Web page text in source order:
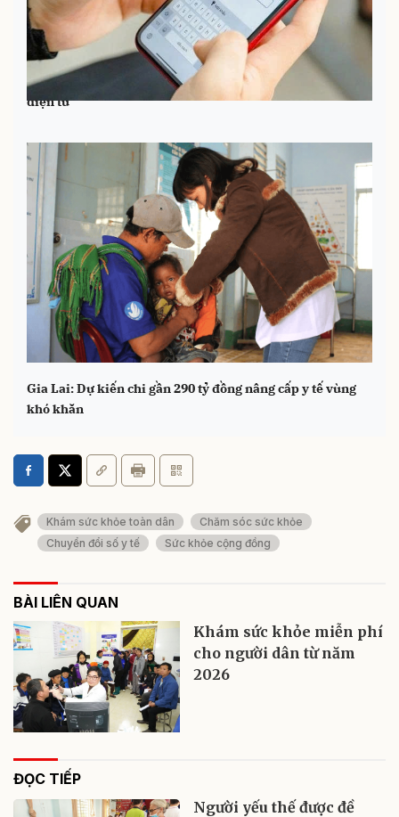
Chính thức áp dụng sổ bảo hiểm xã hội, bảo hiểm y tế
điện tử
Gia Lai: Dự kiến chi gần 290 tỷ đồng nâng cấp y tế vùng
khó khăn
Khám sức khỏe toàn dân
Chăm sóc sức khỏe
Chuyển đổi số y tế
Sức khỏe cộng đồng
BÀI LIÊN QUAN
Khám sức khỏe miễn phí
cho người dân từ năm
2026
ĐỌC TIẾP
Người yếu thế được đề